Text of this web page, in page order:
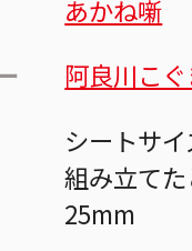
あかね噺
阿良川こぐ
シートサ
組み立て
25mm